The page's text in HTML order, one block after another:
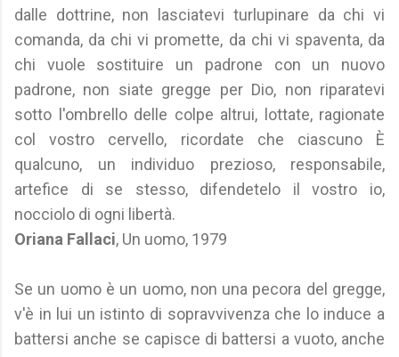
dalle dottrine, non lasciatevi turlupinare da chi vi
comanda, da chi vi promette, da chi vi spaventa, da
chi vuole sostituire un padrone con un nuovo
padrone, non siate gregge per Dio, non riparatevi
sotto l'ombrello delle colpe altrui, lottate, ragionate
col vostro cervello, ricordate che ciascuno È
qualcuno, un individuo prezioso, responsabile,
artefice di se stesso, difendetelo il vostro io,
nocciolo di ogni libertà.
Oriana Fallaci, Un uomo, 1979
Se un uomo è un uomo, non una pecora del gregge,
v'è in lui un istinto di sopravvivenza che lo induce a
battersi anche se capisce di battersi a vuoto, anche